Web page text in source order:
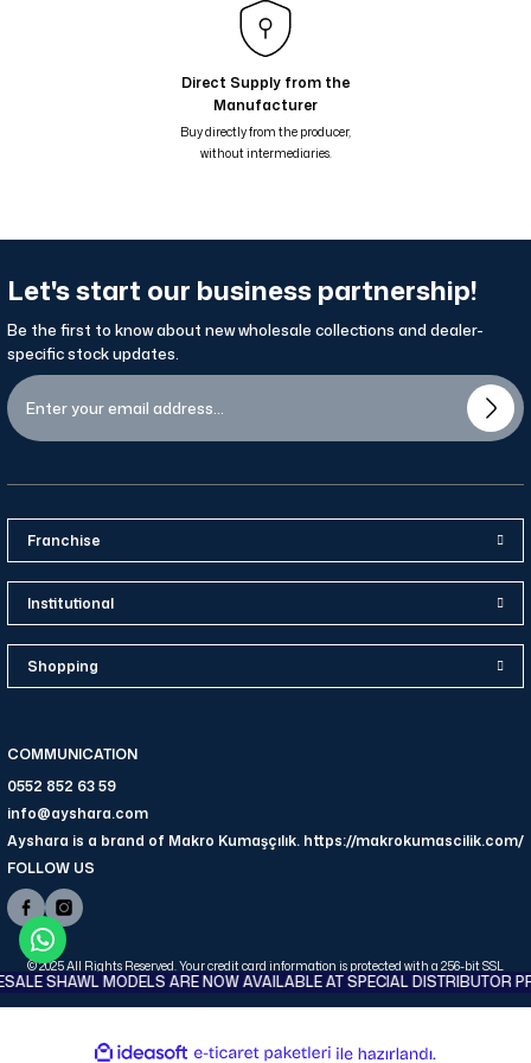
Puan Desenli Tek Taraflı Eşarp Beyaz 75-14
Puan Desenli Tek Taraflı Eşarp Haki Yeşil 75-12
Puan Desenli Tek Taraflı Eşarp Siyah 75-13
Direct Supply from the
Manufacturer
Buy directly from the producer,
without intermediaries.
Let's start our business partnership!
Be the first to know about new wholesale collections and dealer-
specific stock updates.
Franchise
Institutional
Shopping
COMMUNICATION
0552 852 63 59
info@ayshara.com
Ayshara is a brand of Makro Kumaşçılık. https://makrokumascilik.com/
FOLLOW US
© 2025 All Rights Reserved. Your credit card information is protected with a 256-bit SSL
certificate.
SHAWL MODELS ARE NOW AVAILABLE AT SPECIAL DISTRIBUTOR
ideasoft e-